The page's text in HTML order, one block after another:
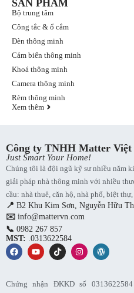
SẢN PHẨM
Bộ trung tâm
Công tắc & ổ cắm
Đèn thông minh
Cảm biến thông minh
Khoá thông minh
Camera thông minh
Rèm thông minh
Xem thêm
Công ty TNHH Matter Việt
Just Smart Your Home!
Chúng tôi là đội ngũ kỹ sư nhiều năm
giải pháp nhà thông minh với nhiều
cầu: nhà thuê, căn hộ, nhà phố, biệt
📍 B2 Khu Kim Sơn, Nguyễn Hữu
✉️ info@mattervn.com
📞 0982 267 857
MST: .0313622584
Chứng nhận ĐKKD số